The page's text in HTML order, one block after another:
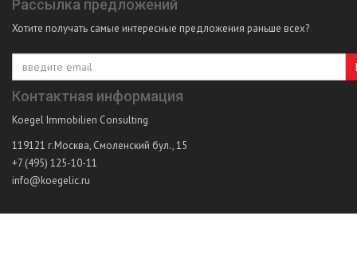
Рассылка предложений
Хотите получать самые интересные предложения раньше всех?
Контактная информация
Koegel Immobilien Consulting
119121 г.Москва, Смоленский бул., 15
+7 (495) 125-10-11
info@koegelic.ru